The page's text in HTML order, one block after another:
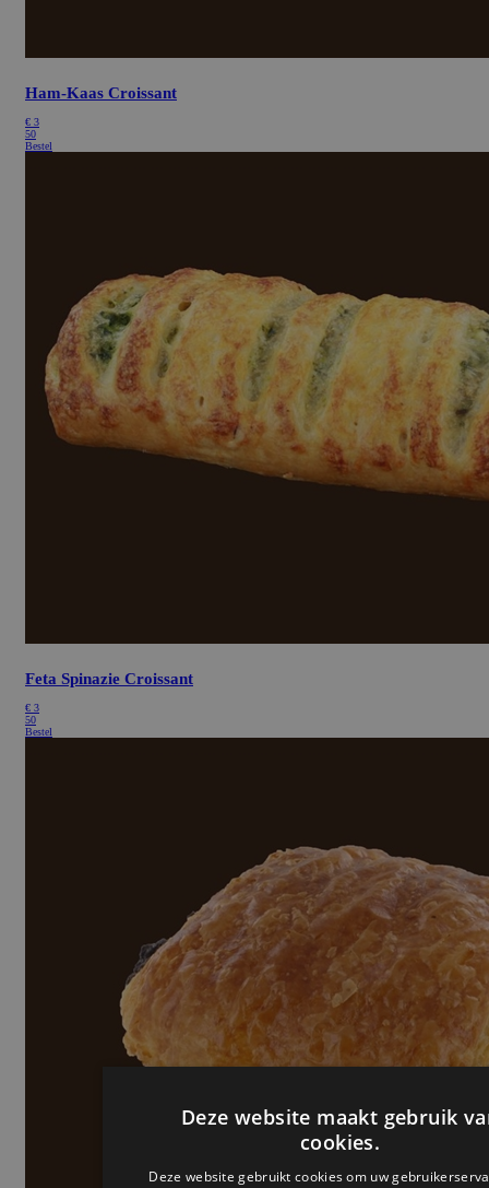
Ham-Kaas Croissant
€ 3
50
Bestel
Feta Spinazie Croissant
€ 3
50
Bestel
Deze website maakt gebruik
cookies.
Deze website gebruikt cookies om uw